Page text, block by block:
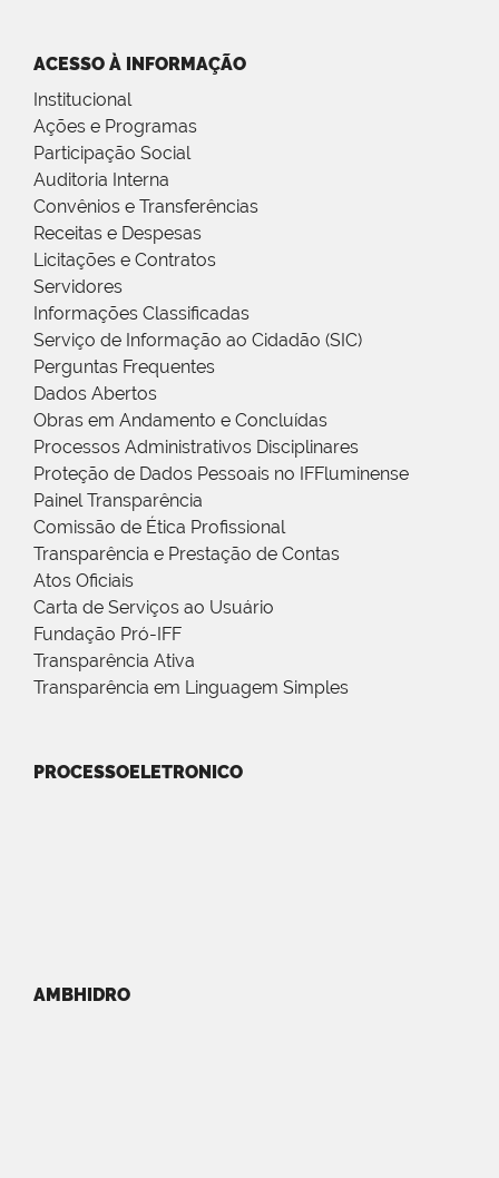
ACESSO À INFORMAÇÃO
Institucional
Ações e Programas
Participação Social
Auditoria Interna
Convênios e Transferências
Receitas e Despesas
Licitações e Contratos
Servidores
Informações Classificadas
Serviço de Informação ao Cidadão (SIC)
Perguntas Frequentes
Dados Abertos
Obras em Andamento e Concluídas
Processos Administrativos Disciplinares
Proteção de Dados Pessoais no IFFluminense
Painel Transparência
Comissão de Ética Profissional
Transparência e Prestação de Contas
Atos Oficiais
Carta de Serviços ao Usuário
Fundação Pró-IFF
Transparência Ativa
Transparência em Linguagem Simples
PROCESSOELETRONICO
AMBHIDRO